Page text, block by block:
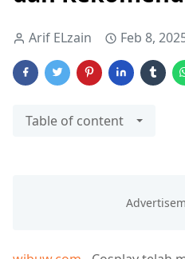
Arif ELzain Feb 8,
Table of content